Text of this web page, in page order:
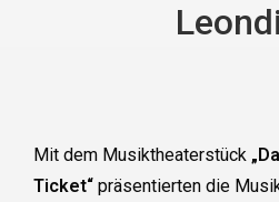
Mit dem Musiktheaterstück
Ticket“ präsentierten die